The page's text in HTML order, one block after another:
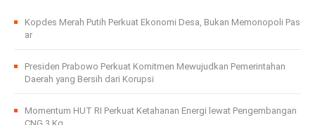
Kopdes Merah Putih Perkuat Ekonomi Desa, Bukan Memonopoli Pas
ar
Presiden Prabowo Perkuat Komitmen Mewujudkan Pemerintahan
Daerah yang Bersih dari Korupsi
Momentum HUT RI Perkuat Ketahanan Energi lewat Pengembangan